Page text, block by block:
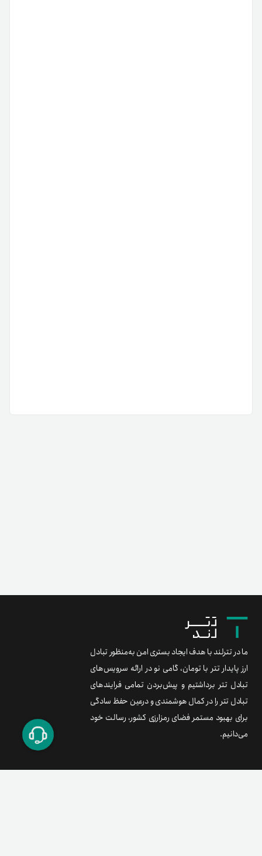
ما در تترلند با هدف ایجاد بستری امن به‌منظور تبادل
ارز پایدار تتر با تومان، گامی نو در ارائه سرویس‌های
تبادل تتر برداشتیم و پیش‌بردن تمامی فرایندهای
تبادل تتر را در کمال هوشمندی و درعین حفظ سادگی
برای بهبود مستمر فضای رمزارزی کشور، رسالت خود
می‌دانیم.